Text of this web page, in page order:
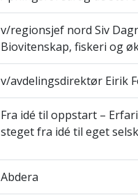
v/regionsjef nord Siv
Biovitenskap, fiskeri og
v/avdelingsdirektør Eirik
Fra idé til oppstart –
steget fra idé til eget
Abdera